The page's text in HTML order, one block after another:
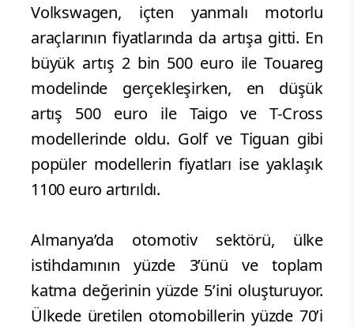
Volkswagen, içten yanmalı motorlu
araçlarının fiyatlarında da artışa gitti. En
büyük artış 2 bin 500 euro ile Touareg
modelinde gerçekleşirken, en düşük
artış 500 euro ile Taigo ve T-Cross
modellerinde oldu. Golf ve Tiguan gibi
popüler modellerin fiyatları ise yaklaşık
1100 euro artırıldı.
Almanya’da otomotiv sektörü, ülke
istihdamının yüzde 3’ünü ve toplam
katma değerinin yüzde 5’ini oluşturuyor.
Ülkede üretilen otomobillerin yüzde 70’i